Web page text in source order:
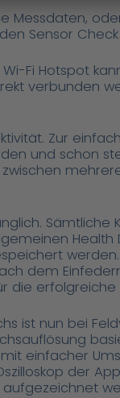
Messdaten,
Sensor
Fi Hotspot
verbunden
Zur
und schon
dem
die
ist nun bei
einfacher
der